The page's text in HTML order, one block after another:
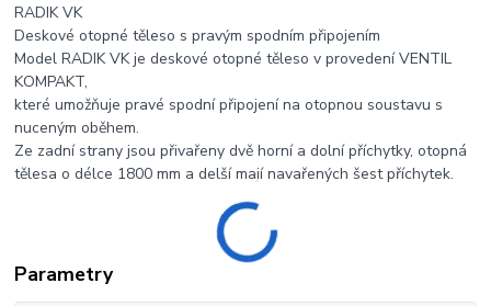
RADIK VK
Deskové otopné těleso s pravým spodním připojením
Model RADIK VK je deskové otopné těleso v provedení VENTIL
KOMPAKT,
které umožňuje pravé spodní připojení na otopnou soustavu s
nuceným oběhem.
Ze zadní strany jsou přivařeny dvě horní a dolní příchytky, otopná
tělesa o délce 1800 mm a delší mají navařených šest příchytek.
Parametry